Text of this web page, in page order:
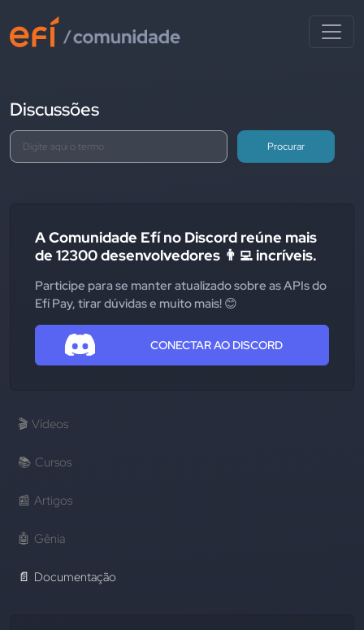
Discussões
Procurar
A Comunidade Efí no Discord reúne mais
de 12300 desenvolvedores 👨‍💻 incríveis.
Participe para se manter atualizado sobre as APIs do
Efí Pay, tirar dúvidas e muito mais! 😊
CONECTAR AO DISCORD
🎬 Vídeos
📚 Cursos
📰 Artigos
🤖 Gênia
📄 Documentação